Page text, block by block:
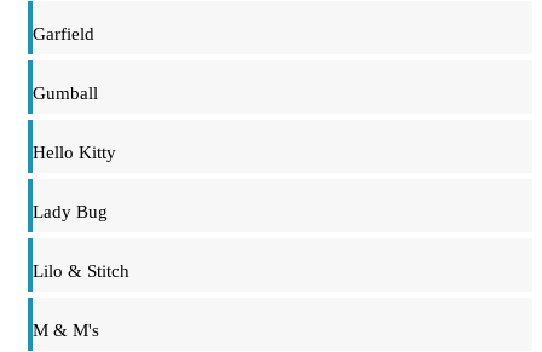
Garfield
Gumball
Hello Kitty
Lady Bug
Lilo & Stitch
M & M's